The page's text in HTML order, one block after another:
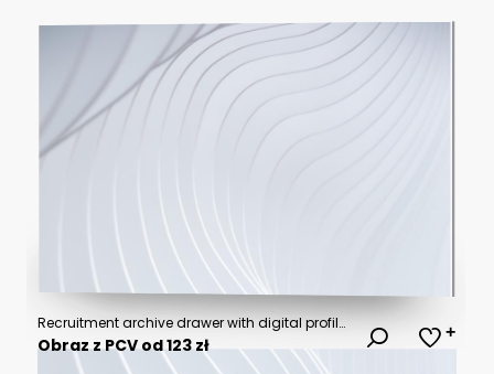
Recruitment archive drawer with digital profile icons and vacant office desks illustrating hiring gap and job request concept in modern workspace environment
Obraz z PCV od 123 zł